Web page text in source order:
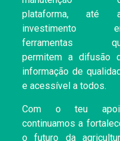
plataforma, até
investimento
ferramentas
permitem a difusão
informação de
e acessível a todos.
Com o teu
continuamos a
o futuro da